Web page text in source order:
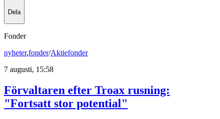
Dela
Fonder
nyheter,fonder/Aktiefonder
7 augusti, 15:58
Förvaltaren efter Troax rusning:
"Fortsatt stor potential"